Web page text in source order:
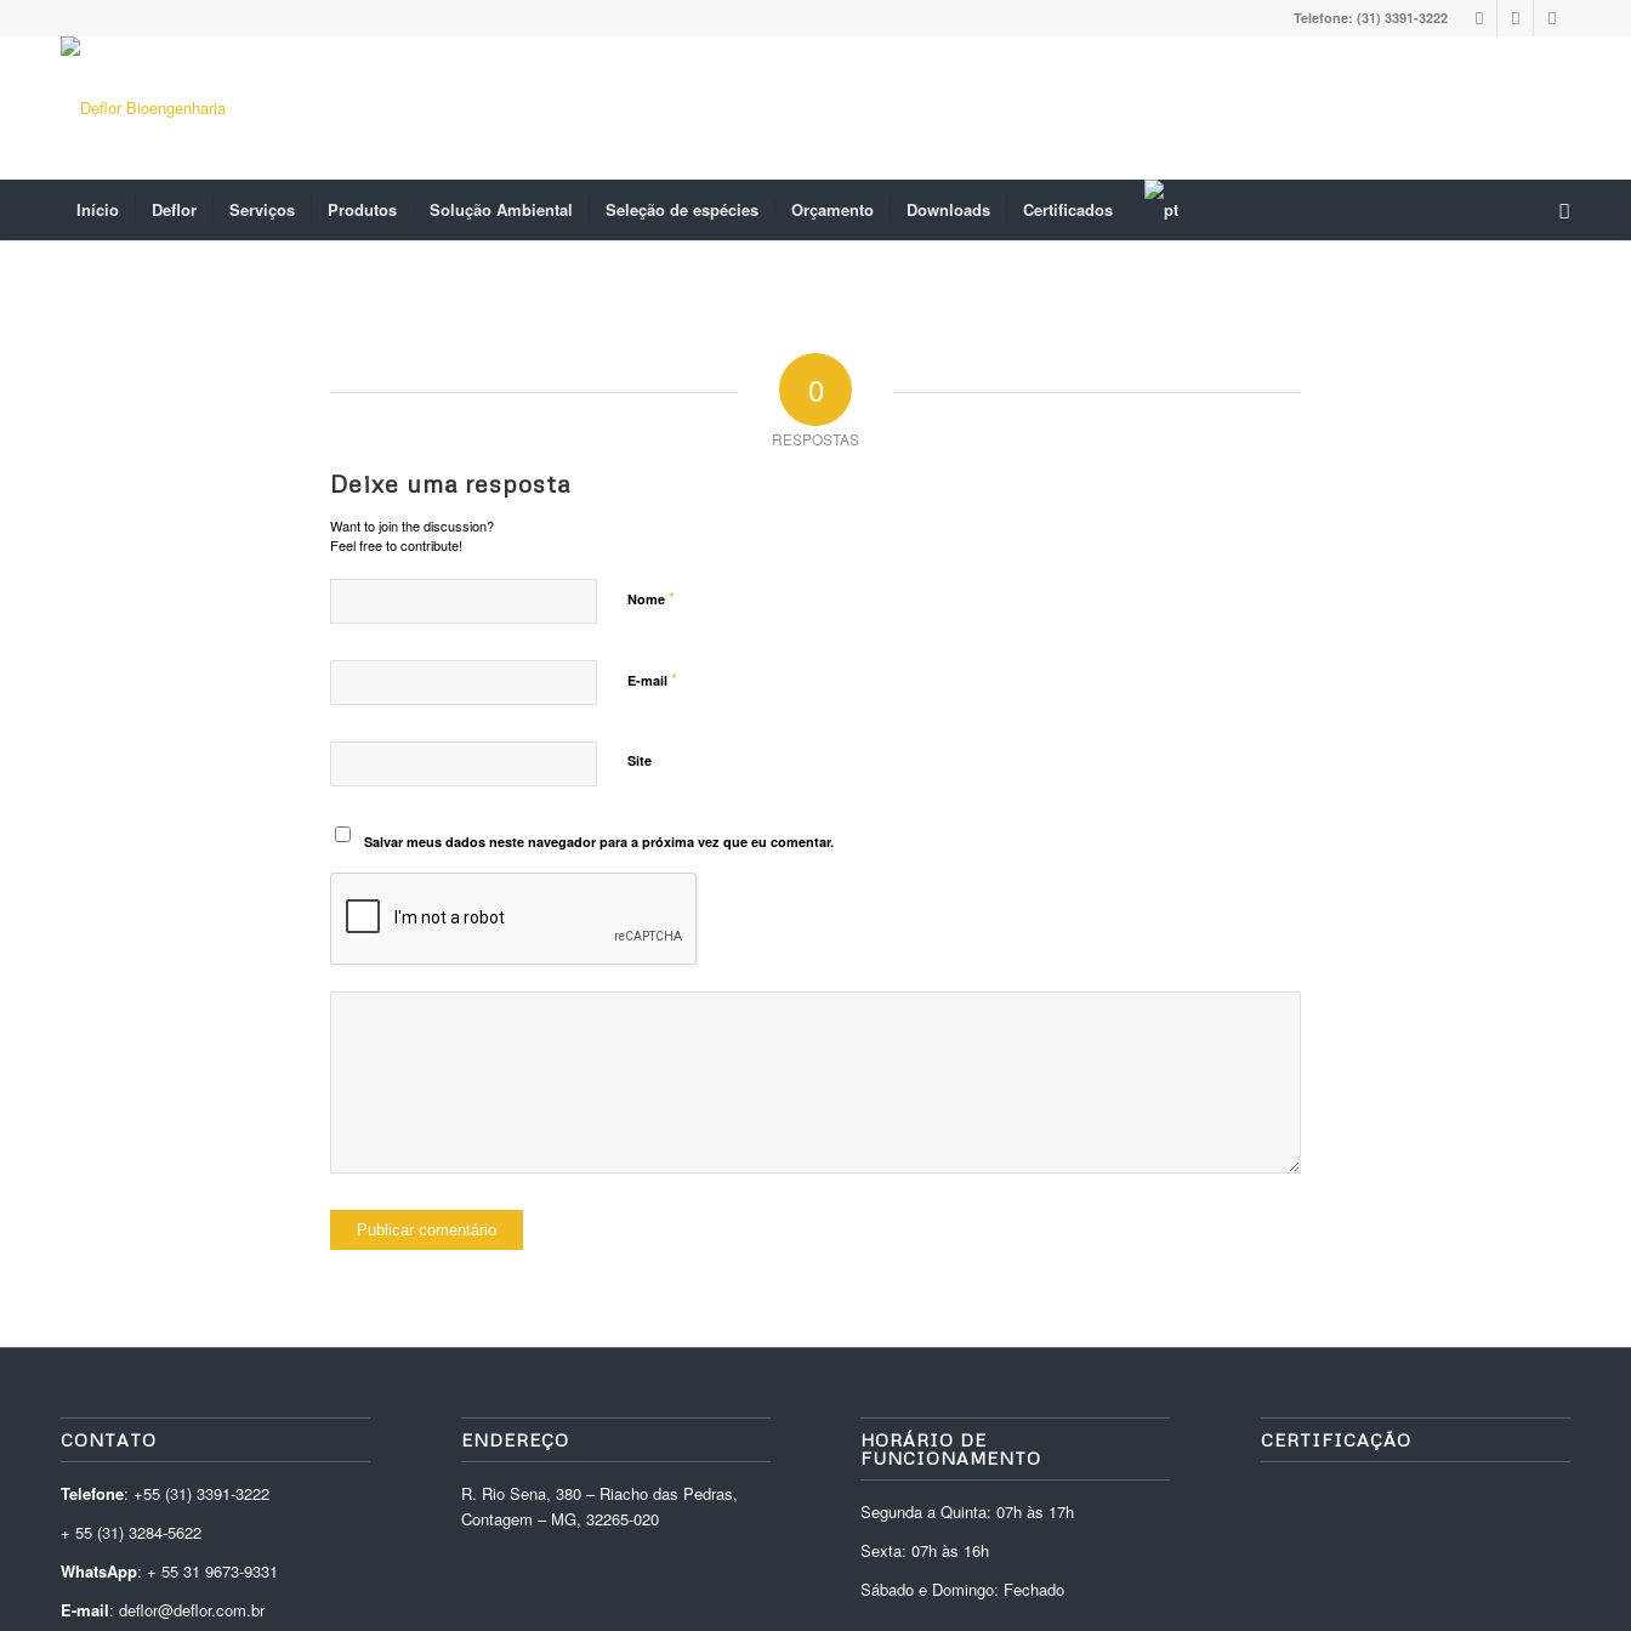
Telefone: (31) 3391-3222
Início Deflor Serviços Produtos Solução Ambiental Seleção de espécies Orçamento Downloads Certificados
0
RESPOSTAS
Deixe uma resposta
Want to join the discussion?
Feel free to contribute!
Nome *
E-mail *
Site
Salvar meus dados neste navegador para a próxima vez que eu comentar.
CONTATO
Telefone: +55 (31) 3391-3222
+ 55 (31) 3284-5622
WhatsApp: + 55 31 9673-9331
E-mail: deflor@deflor.com.br
ENDEREÇO
R. Rio Sena, 380 – Riacho das Pedras,
Contagem – MG, 32265-020
HORÁRIO DE
FUNCIONAMENTO
Segunda a Quinta: 07h às 17h
Sexta: 07h às 16h
Sábado e Domingo: Fechado
CERTIFICAÇÃO